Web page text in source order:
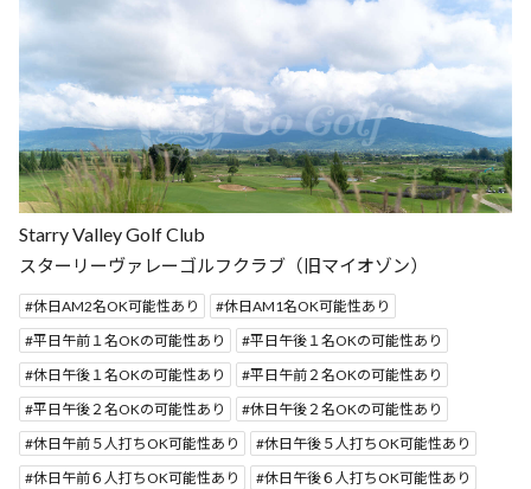
Starry Valley Golf Club
スターリーヴァレーゴルフクラブ（旧マイオゾン）
休日AM2名OK可能性あり
休日AM1名OK可能性あり
平日午前１名OKの可能性あり
平日午後１名OKの可能性あり
休日午後１名OKの可能性あり
平日午前２名OKの可能性あり
平日午後２名OKの可能性あり
休日午後２名OKの可能性あり
休日午前５人打ちOK可能性あり
休日午後５人打ちOK可能性あり
休日午前６人打ちOK可能性あり
休日午後６人打ちOK可能性あり